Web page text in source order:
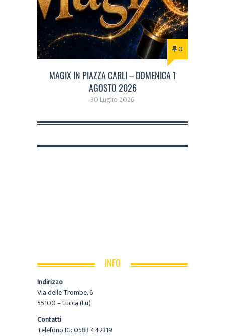
0
MAGIX IN PIAZZA CARLI – DOMENICA 1
AGOSTO 2026
30 Luglio 2026
INFO
Indirizzo
Via delle Trombe, 6
55100 – Lucca (Lu)
Contatti
Telefono IG: 0583 442319